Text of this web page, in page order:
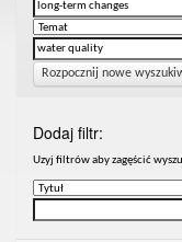
Rozpocznij nowe
Dodaj filtr:
Uzyj filtrów aby zagęścić